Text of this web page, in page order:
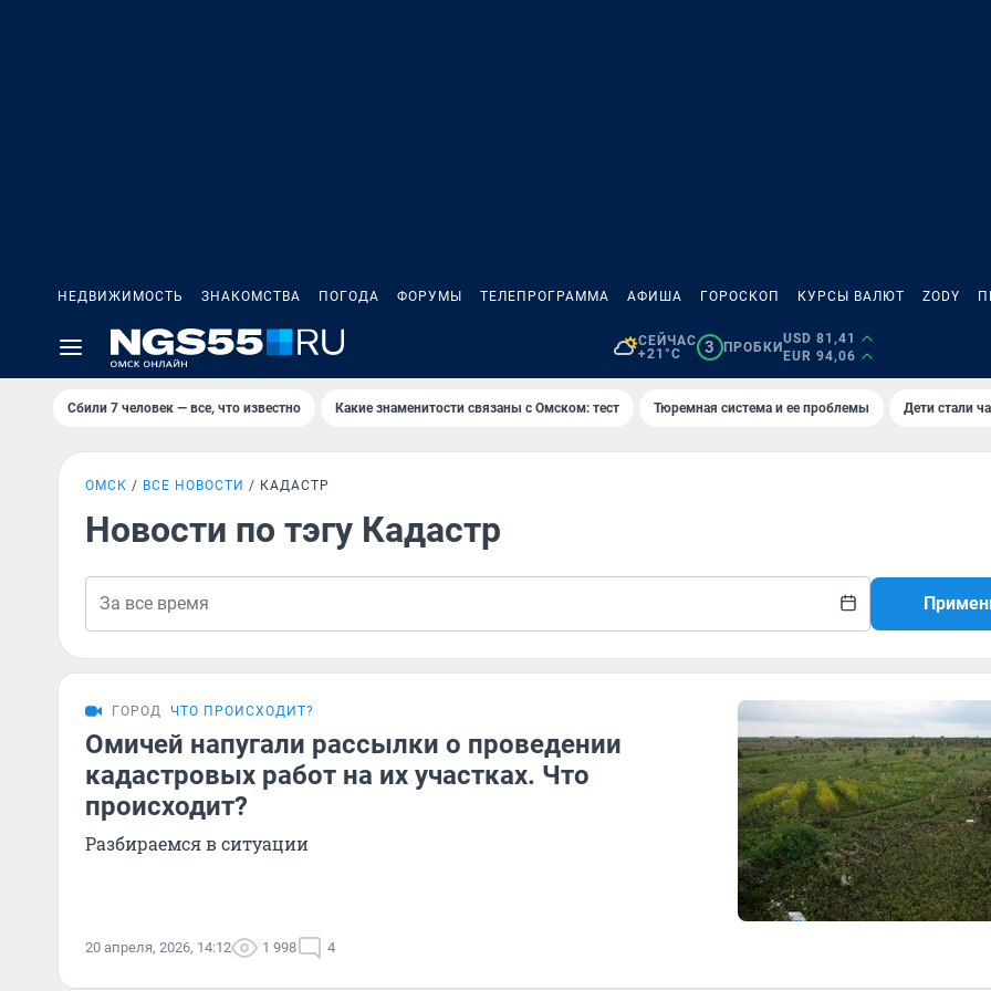
НЕДВИЖИМОСТЬ ЗНАКОМСТВА ПОГОДА ФОРУМЫ ТЕЛЕПРОГРАММА АФИША ГОРОСКОП КУРСЫ ВАЛЮТ ZODY
СЕЙЧАС
+21°C
3 ПРОБКИ
USD 81,41
EUR 94,06
Сбили 7 человек — все, что известно Какие знаменитости связаны с Омском: тест Тюремная система и ее проблемы Дети стали
ОМСК ВСЕ НОВОСТИ КАДАСТР
Новости по тэгу Кадастр
ГОРОД ЧТО ПРОИСХОДИТ?
Омичей напугали рассылки о проведении
кадастровых работ на их участках. Что
происходит?
Разбираемся в ситуации
20 апреля, 2026, 14:12 1 998 4